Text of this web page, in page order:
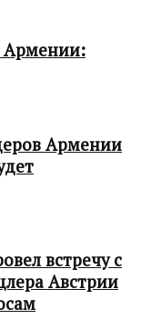
Армении:
Армении
встречу с
Австрии